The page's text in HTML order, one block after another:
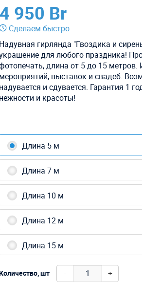
4 950 Br
Сделаем быстро
Надувная гирлянда "Гвоздика и
для любого праздника!
длина от 5 до 15 метров.
мероприятий, выставок и свадеб.
надувается и сдувается. Гарантия 1
нежности и красоты!
Длина 5 м
Длина 7 м
Длина 10 м
Длина 12 м
Длина 15 м
шт - +